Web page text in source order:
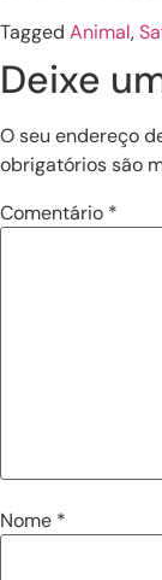
Tagged Animal,
Deixe
O seu endereço
obrigatórios são
Comentário *
Nome *